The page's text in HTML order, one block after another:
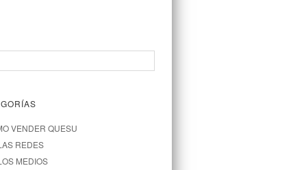
VENDER QUESU
REDES
MEDIOS